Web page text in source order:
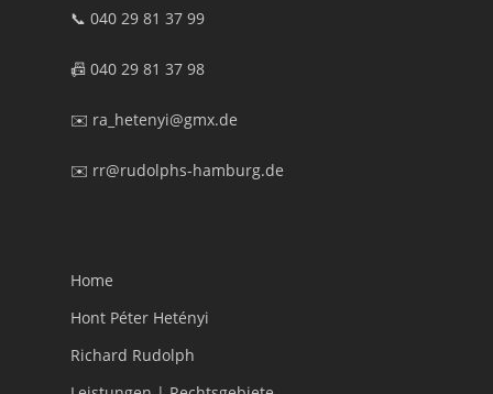
📞 040 29 81 37 99
📠 040 29 81 37 98
✉️ ra_hetenyi@gmx.de
✉️ rr@rudolphs-hamburg.de
Home
Hont Péter Hetényi
Richard Rudolph